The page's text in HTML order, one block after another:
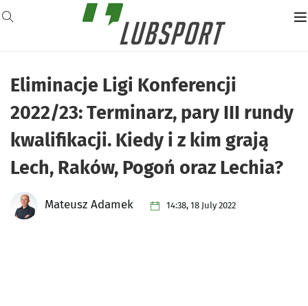
Eliminacje Ligi Konferencji
2022/23: Terminarz, pary III rundy
kwalifikacji. Kiedy i z kim grają
Lech, Raków, Pogoń oraz Lechia?
Mateusz Adamek 14:38, 18 July 2022